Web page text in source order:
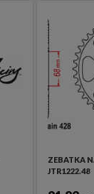
ZEBATKA
JTR1222.48